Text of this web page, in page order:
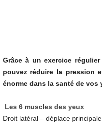
Grâce à un exercice
pouvez réduire la pression
énorme dans la santé de vos
Les 6 muscles des yeux
Droit latéral – déplace